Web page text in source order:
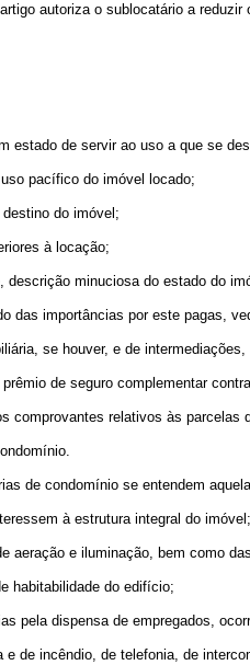
autoriza o sublocatário a
estado de servir ao uso a que se
pacífico do imóvel locado;
destino do imóvel;
à locação;
minuciosa do estado do
das importâncias por este pagas,
se houver, e de
de seguro complementar
comprovantes relativos às parcelas
de condomínio se entendem
à estrutura integral do imóvel;
aeração e iluminação, bem como
habitabilidade do edifício;
pela dispensa de empregados,
de incêndio, de telefonia, de